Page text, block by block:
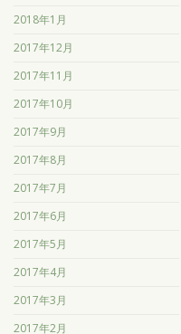
2018年1月
2017年12月
2017年11月
2017年10月
2017年9月
2017年8月
2017年7月
2017年6月
2017年5月
2017年4月
2017年3月
2017年2月